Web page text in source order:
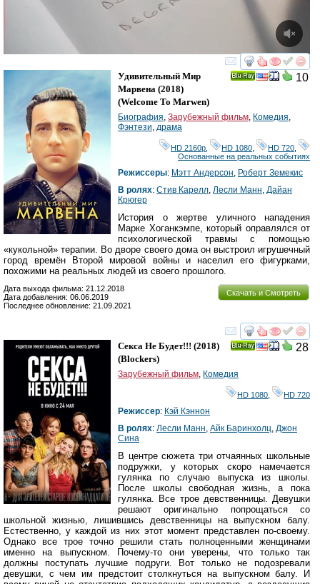
смотреть
10
Удивительный Мир
Марвена (2018)
(Welcome To Marwen)
Биография, Зарубежный фильм, Комедия,
Фэнтези, драма
HD 2160р, HD 1080, HD 720,
Основанные на реальных событиях
Режиссеры: Мэтт Андерсон, Роберт Земекис
В ролях: Стив Карелл, Лесли Манн, Дайан
Крюгер
История о жертве уличного нападения
Марке Хоганкэмпе, который оправлялся от
психологической травмы с помощью
«кукольной» терапии. Во дворе своего дома он выстроил игрушечный
город времён Второй мировой войны и населил его фигурками,
похожими на реальных людей из своего прошлого.
Скачать и Смотреть
Дата выхода фильма: 21.12.2018
Дата добавления: 06.06.2019
Последнее обновление: 21.09.2021
смотреть
28
Секса Не Будет!!! (2018)
(Blockers)
Зарубежный фильм, Комедия
HD 1080 HD 720
Режиссер: Кэй Кэннон
В ролях: Лесли Манн, Айк Баринхолц, Джон
Сина
В центре сюжета три отчаянных школьные
подружки, у которых скоро намечается
гулянка по случаю выпуска из школы.
После школы свободная жизнь, а пока
гулянка. Все трое девственницы. Девушки
решают оригинально попрощаться со
школьной жизнью, лишившись девственницы на выпускном балу.
Естественно, у каждой из них этот момент представлен по-своему.
Однако все трое точно решили стать полноценными женщинами
именно на выпускном. Почему-то они уверены, что только так
должны поступать лучшие подруги. Вот только не подозревали
девушки, с чем им предстоит столкнуться на выпускном балу. И